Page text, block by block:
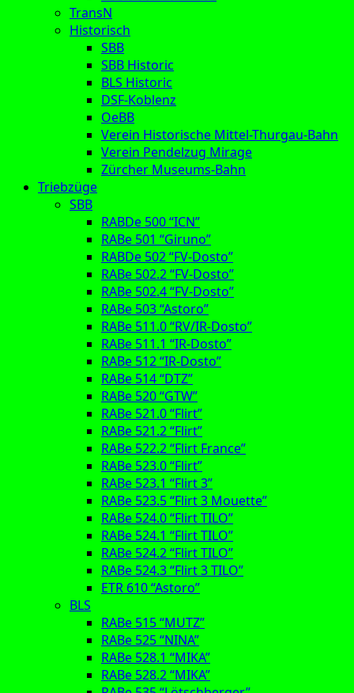
TransN
Historisch
SBB
SBB Historic
BLS Historic
DSF-Koblenz
OeBB
Verein Historische Mittel-Thurgau-Bahn
Verein Pendelzug Mirage
Zürcher Museums-Bahn
Triebzüge
SBB
RABDe 500 “ICN”
RABe 501 “Giruno”
RABDe 502 “FV-Dosto”
RABe 502.2 “FV-Dosto”
RABe 502.4 “FV-Dosto”
RABe 503 “Astoro”
RABe 511.0 “RV/IR-Dosto”
RABe 511.1 “IR-Dosto”
RABe 512 “IR-Dosto”
RABe 514 “DTZ”
RABe 520 “GTW”
RABe 521.0 “Flirt”
RABe 521.2 “Flirt”
RABe 522.2 “Flirt France”
RABe 523.0 “Flirt”
RABe 523.1 “Flirt 3”
RABe 523.5 “Flirt 3 Mouette”
RABe 524.0 “Flirt TILO”
RABe 524.1 “Flirt TILO”
RABe 524.2 “Flirt TILO”
RABe 524.3 “Flirt 3 TILO”
ETR 610 “Astoro”
BLS
RABe 515 “MUTZ”
RABe 525 “NINA”
RABe 528.1 “MIKA”
RABe 528.2 “MIKA”